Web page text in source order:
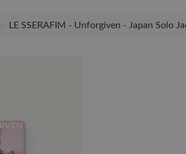
/ LE SSERAFIM - Unforgiven - Japan Solo